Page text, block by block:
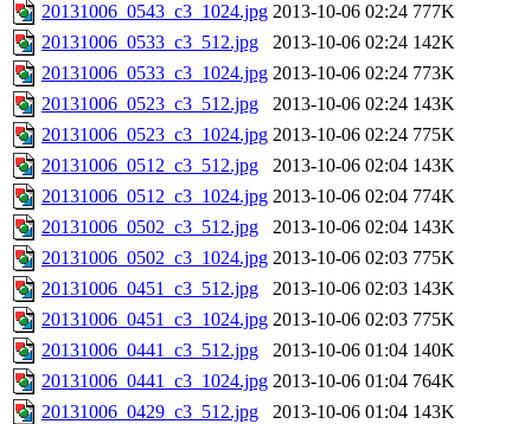
20131006_0543_c3_1024.jpg 2013-10-06 02:24 777K
20131006_0533_c3_512.jpg
2013-10-06 02:24 142K
20131006_0533_c3_1024.jpg 2013-10-06 02:24 773K
20131006_0523_c3_512.jpg
2013-10-06 02:24 143K
20131006_0523_c3_1024.jpg 2013-10-06 02:24 775K
20131006_0512_c3_512.jpg
2013-10-06 02:04 143K
20131006_0512_c3_1024.jpg 2013-10-06 02:04 774K
20131006_0502_c3_512.jpg
2013-10-06 02:04 143K
20131006_0502_c3_1024.jpg 2013-10-06 02:03 775K
20131006_0451_c3_512.jpg
2013-10-06 02:03 143K
20131006_0451_c3_1024.jpg 2013-10-06 02:03 775K
20131006_0441_c3_512.jpg
2013-10-06 01:04 140K
20131006_0441_c3_1024.jpg 2013-10-06 01:04 764K
20131006_0429_c3_512.jpg
2013-10-06 01:04 143K